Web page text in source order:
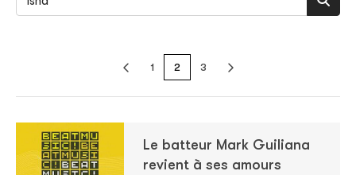
1 2 3
Le batteur Mark Guiliana
revient à ses amours